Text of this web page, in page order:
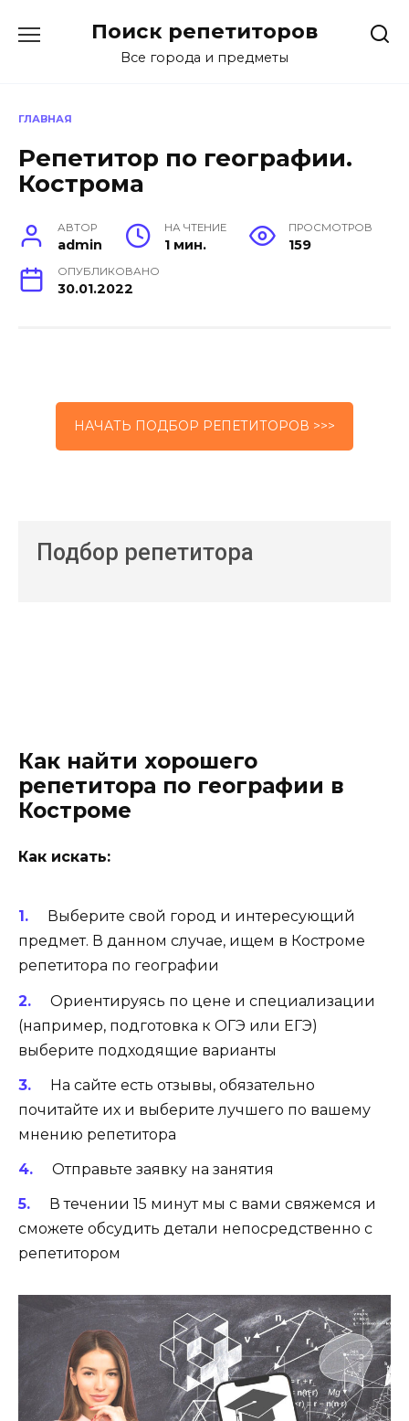
Поиск репетиторов
Все города и предметы
ГЛАВНАЯ
Репетитор по географии.
Кострома
АВТОР
admin
НА ЧТЕНИЕ
1 мин.
ПРОСМОТРОВ
159
ОПУБЛИКОВАНО
30.01.2022
НАЧАТЬ ПОДБОР РЕПЕТИТОРОВ >>>
Подбор репетитора
Как найти хорошего
репетитора по географии в
Костроме
Как искать:
Выберите свой город и интересующий
предмет. В данном случае, ищем в Костроме
репетитора по географии
Ориентируясь по цене и специализации
(например, подготовка к ОГЭ или ЕГЭ)
выберите подходящие варианты
На сайте есть отзывы, обязательно
почитайте их и выберите лучшего по вашему
мнению репетитора
Отправьте заявку на занятия
В течении 15 минут мы с вами свяжемся и
сможете обсудить детали непосредственно с
репетитором